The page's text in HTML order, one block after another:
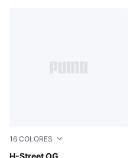
16 COLORES
H-Street OG